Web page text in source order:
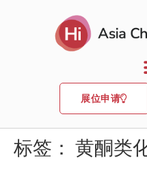
展位申请
标签： 黄酮类